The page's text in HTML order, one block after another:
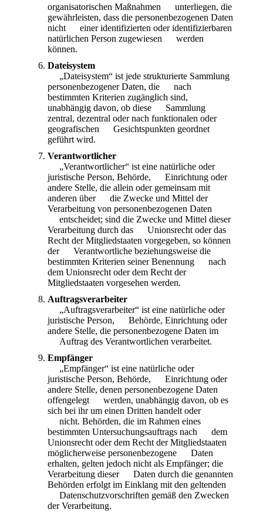
organisatorischen Maßnahmen unterliegen, die
gewährleisten, dass die personenbezogenen Daten
nicht einer identifizierten oder identifizierbaren
natürlichen Person zugewiesen werden
können.
Dateisystem
„Dateisystem“ ist jede strukturierte Sammlung
personenbezogener Daten, die nach
bestimmten Kriterien zugänglich sind,
unabhängig davon, ob diese Sammlung
zentral, dezentral oder nach funktionalen oder
geografischen Gesichtspunkten geordnet
geführt wird.
Verantwortlicher
„Verantwortlicher“ ist eine natürliche oder
juristische Person, Behörde, Einrichtung oder
andere Stelle, die allein oder gemeinsam mit
anderen über die Zwecke und Mittel der
Verarbeitung von personenbezogenen Daten
entscheidet; sind die Zwecke und Mittel dieser
Verarbeitung durch das Unionsrecht oder das
Recht der Mitgliedstaaten vorgegeben, so können
der Verantwortliche beziehungsweise die
bestimmten Kriterien seiner Benennung nach
dem Unionsrecht oder dem Recht der
Mitgliedstaaten vorgesehen werden.
Auftragsverarbeiter
„Auftragsverarbeiter“ ist eine natürliche oder
juristische Person, Behörde, Einrichtung oder
andere Stelle, die personenbezogene Daten im
Auftrag des Verantwortlichen verarbeitet.
Empfänger
„Empfänger“ ist eine natürliche oder
juristische Person, Behörde, Einrichtung oder
andere Stelle, denen personenbezogene Daten
offengelegt werden, unabhängig davon, ob es
sich bei ihr um einen Dritten handelt oder
nicht. Behörden, die im Rahmen eines
bestimmten Untersuchungsauftrags nach dem
Unionsrecht oder dem Recht der Mitgliedstaaten
möglicherweise personenbezogene Daten
erhalten, gelten jedoch nicht als Empfänger; die
Verarbeitung dieser Daten durch die genannten
Behörden erfolgt im Einklang mit den geltenden
Datenschutzvorschriften gemäß den Zwecken
der Verarbeitung.